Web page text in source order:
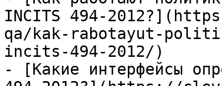
INCITS 494-
qa/kak-rabotayut-
incits-494-2012/)
- [Какие интерфейсы